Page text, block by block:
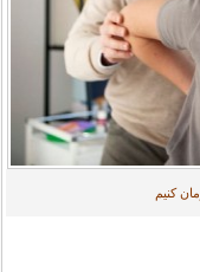
کنیم